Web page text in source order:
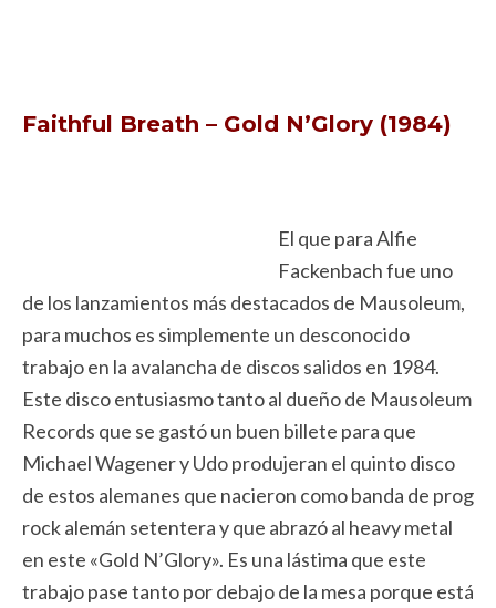
Faithful Breath – Gold N’Glory (1984)
El que para Alfie
Fackenbach fue uno
de los lanzamientos más destacados de Mausoleum,
para muchos es simplemente un desconocido
trabajo en la avalancha de discos salidos en 1984.
Este disco entusiasmo tanto al dueño de Mausoleum
Records que se gastó un buen billete para que
Michael Wagener y Udo produjeran el quinto disco
de estos alemanes que nacieron como banda de prog
rock alemán setentera y que abrazó al heavy metal
en este «Gold N’Glory». Es una lástima que este
trabajo pase tanto por debajo de la mesa porque está